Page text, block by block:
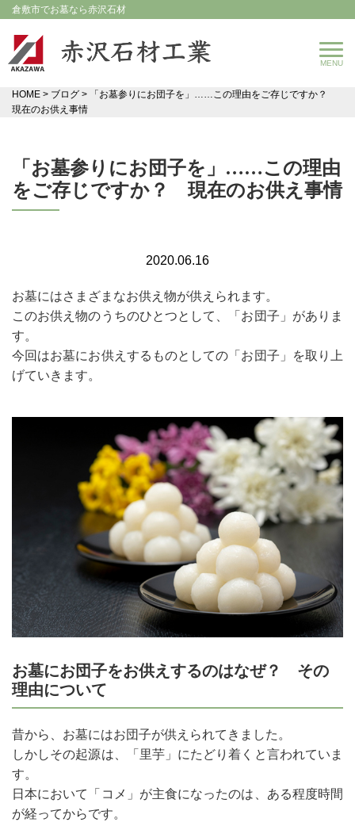
倉敷市でお墓なら赤沢石材
HOME > ブログ >
「お墓参りにお団子を」……この理由をご存じですか？
現在のお供え事情
「お墓参りにお団子を」……この理由
をご存じですか？ 現在のお供え事情
2020.06.16
お墓にはさまざまなお供え物が供えられます。
このお供え物のうちのひとつとして、「お団子」がありま
す。
今回はお墓にお供えするものとしての「お団子」を取り上
げていきます。
お墓にお団子をお供えするのはなぜ？ その
理由について
昔から、お墓にはお団子が供えられてきました。
しかしその起源は、「里芋」にたどり着くと言われていま
す。
日本において「コメ」が主食になったのは、ある程度時間
が経ってからです。